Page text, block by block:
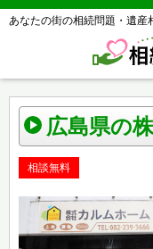
あなたの街の相続問題・遺産
広島県の
相談無料